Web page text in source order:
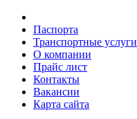
Паспорта
Транспортные услуги
О компании
Прайс лист
Контакты
Вакансии
Карта сайта